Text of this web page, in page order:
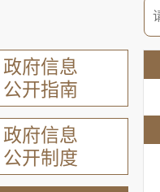
政府信息
公开指南
政府信息
公开制度